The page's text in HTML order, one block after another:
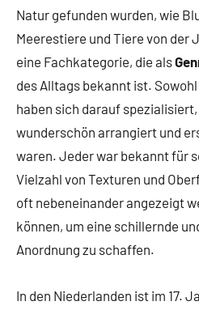
Natur gefunden wurden, wie
Meerestiere und Tiere von der
eine Fachkategorie, die als
des Alltags bekannt ist.
haben sich darauf
wunderschön arrangiert und
waren. Jeder war bekannt für
Vielzahl von Texturen und
oft nebeneinander angezeigt
können, um eine schillernde
Anordnung zu schaffen.
In den Niederlanden ist im 17.